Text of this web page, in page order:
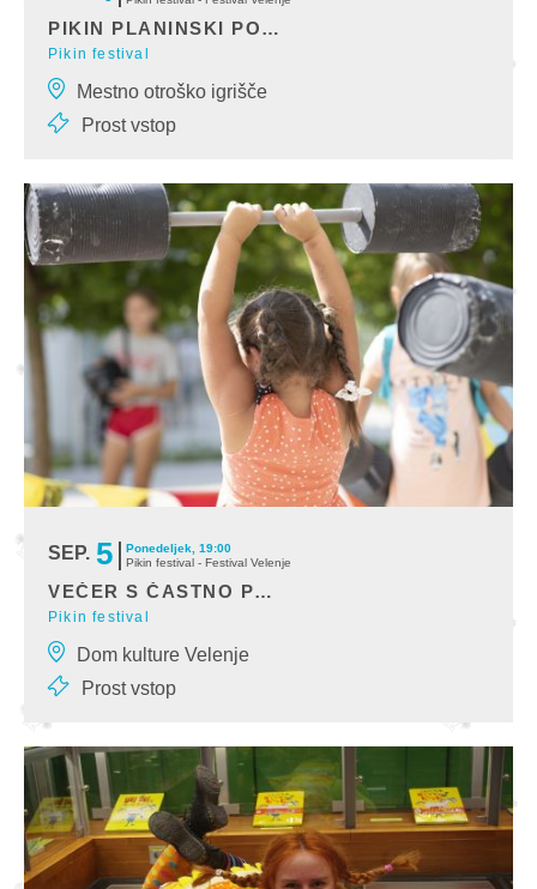
PIKIN PLANINSKI POHOD
Pikin festival
Tradicionalni Pikin planinski pohod v neznano bo potekal kot
predfestivalska aktivnost v okviru
Mestno otroško igrišče
Prost vstop
SEP. 5
Ponedeljek, 19:00
Pikin festival - Festival Velenje
VEČER S ČASTNO POKROVITELJICO PIKINEGA FESTIVALA JANJO GARNBRET
Pikin festival
Častna pokroviteljica 33. Pikinega festivala je najboljša slovenska
športnica JANJA GARNBRET. S
Dom kulture Velenje
Prost vstop